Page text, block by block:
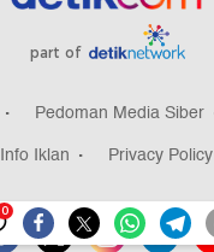
0
part of
Pedoman Media Siber
Info Iklan Privacy Policy